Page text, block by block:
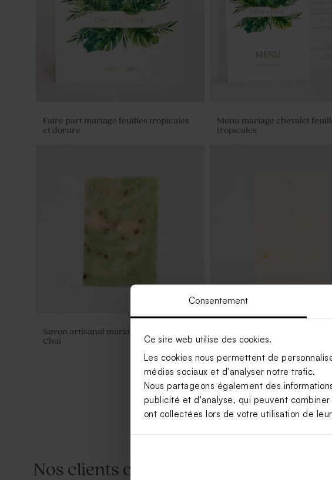
Consentement
Ce site web utilise des cookies.
Les cookies nous permettent de
médias sociaux et d'analyser notre trafic.
Nous partageons également des
publicité et d'analyse, qui peuvent
ont collectées lors de votre utilisation de
Faire part mariage feuilles tropicales
et dorure
Menu mariage chevalet
tropicales
Savon artisanal mariage senteur Thé
Chaï
Citron
Nos clients ont aussi aimé...